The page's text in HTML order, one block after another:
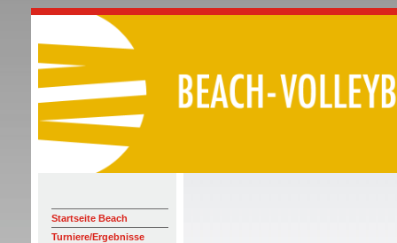
Startseite Beach
Turniere/Ergebnisse